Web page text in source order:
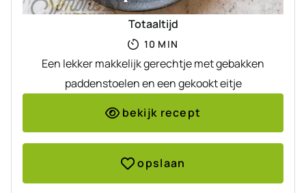
Totaaltijd
10 MINUTEN
MIN
Een lekker makkelijk gerechtje met gebakken
paddenstoelen en een gekookt eitje
bekijk recept
opslaan